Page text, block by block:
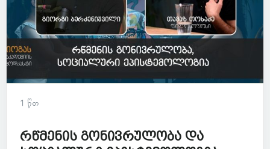
1 წთ
რწმენის გონივრულობა და